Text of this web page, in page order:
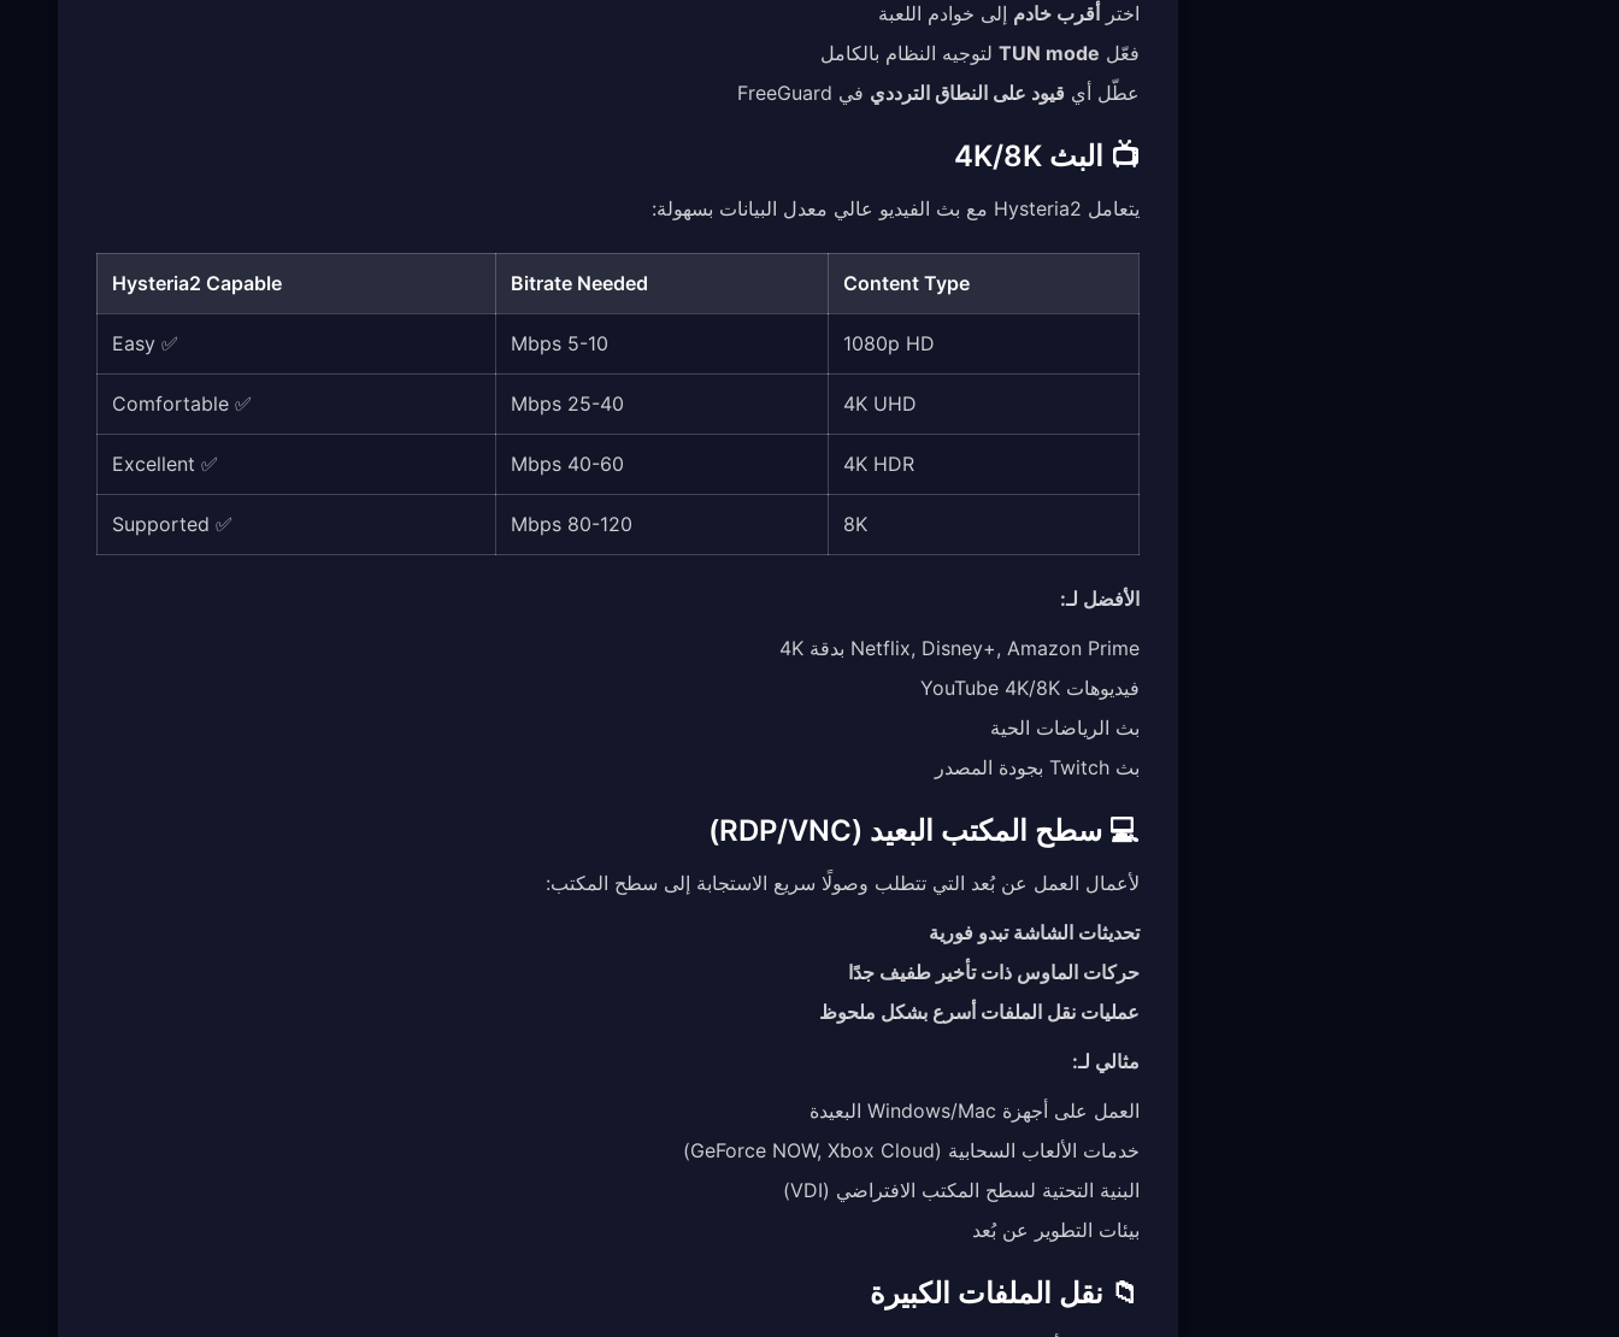
اختر أقرب خادم إلى خوادم اللعبة
فعّل TUN mode لتوجيه النظام بالكامل
عطّل أي قيود على النطاق الترددي في FreeGuard
📺 البث 4K/8K
يتعامل Hysteria2 مع بث الفيديو عالي معدل البيانات بسهولة:
Content Type
Bitrate Needed
Hysteria2 Capable
1080p HD
5-10 Mbps
✅ Easy
4K UHD
25-40 Mbps
✅ Comfortable
4K HDR
40-60 Mbps
✅ Excellent
8K
80-120 Mbps
✅ Supported
الأفضل لـ:
Netflix, Disney+, Amazon Prime بدقة 4K
فيديوهات YouTube 4K/8K
بث الرياضات الحية
بث Twitch بجودة المصدر
💻 سطح المكتب البعيد (RDP/VNC)
لأعمال العمل عن بُعد التي تتطلب وصولًا سريع الاستجابة إلى سطح المكتب:
تحديثات الشاشة تبدو فورية
حركات الماوس ذات تأخير طفيف جدًا
عمليات نقل الملفات أسرع بشكل ملحوظ
مثالي لـ:
العمل على أجهزة Windows/Mac البعيدة
خدمات الألعاب السحابية (GeForce NOW, Xbox Cloud)
البنية التحتية لسطح المكتب الافتراضي (VDI)
بيئات التطوير عن بُعد
📁 نقل الملفات الكبيرة